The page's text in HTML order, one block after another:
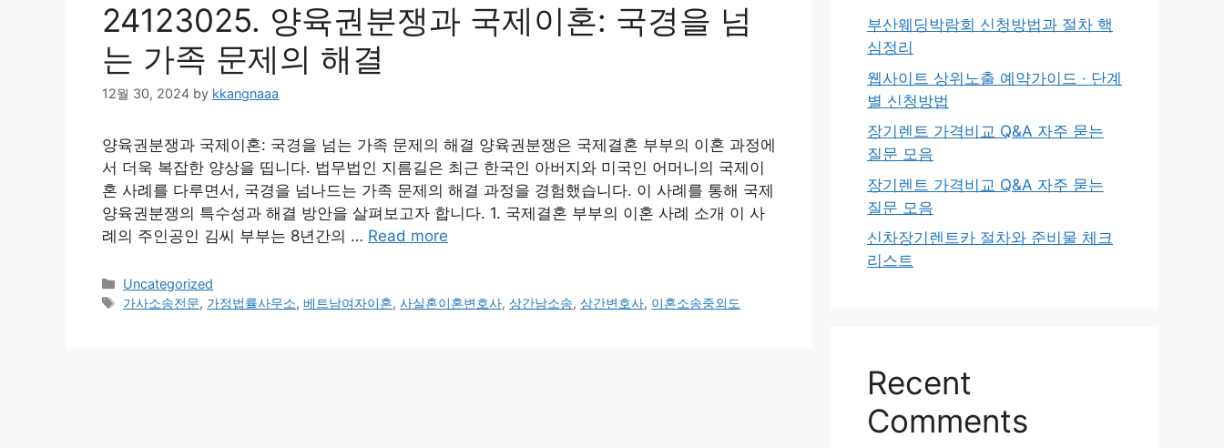
24123025. 양육권분쟁과 국제이혼: 국경을 넘
는 가족 문제의 해결
12월 30, 2024 by kkangnaaa
양육권분쟁과 국제이혼: 국경을 넘는 가족 문제의 해결 양육권분쟁은 국제결혼 부부의 이혼 과정에
서 더욱 복잡한 양상을 띱니다. 법무법인 지름길은 최근 한국인 아버지와 미국인 어머니의 국제이
혼 사례를 다루면서, 국경을 넘나드는 가족 문제의 해결 과정을 경험했습니다. 이 사례를 통해 국제
양육권분쟁의 특수성과 해결 방안을 살펴보고자 합니다. 1. 국제결혼 부부의 이혼 사례 소개 이 사
례의 주인공인 김씨 부부는 8년간의 … Read more
Categories
Uncategorized
Tags
가사소송전문, 가정법률사무소,베트남여자이혼,사실혼이혼변호사,상간남소송,상간변호사, 이혼소송중외도
부산웨딩박람회 신청방법과 절차 핵
심정리
웹사이트 상위노출 예약가이드 · 단계
별 신청방법
장기렌트 가격비교 Q&A 자주 묻는
질문 모음
장기렌트 가격비교 Q&A 자주 묻는
질문 모음
신차장기렌트카 절차와 준비물 체크
리스트
Recent
Comments